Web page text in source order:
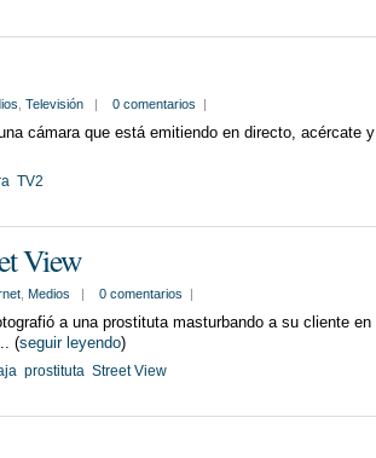
Televisión | 0 comentarios |
cámara que está emitiendo en directo, acércate y
TV2
View
Medios | 0 comentarios |
a una prostituta masturbando a su cliente en
(seguir leyendo)
prostituta Street View